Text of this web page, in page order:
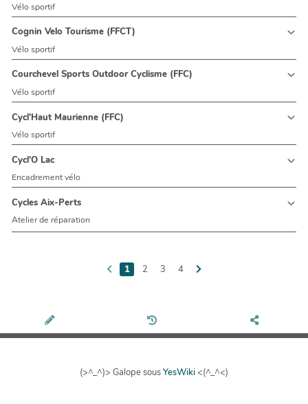
Vélo sportif
Cognin Velo Tourisme (FFCT)
Vélo sportif
Courchevel Sports Outdoor Cyclisme (FFC)
Vélo sportif
Cycl'Haut Maurienne (FFC)
Vélo sportif
Cycl'O Lac
Encadrement vélo
Cycles Aix-Perts
Atelier de réparation
1 2 3 4
(>^_^)> Galope sousYesWiki<(^_^<)